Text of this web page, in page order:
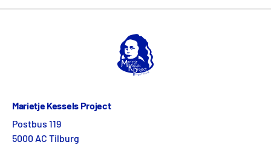
Marietje Kessels Project
Postbus 119
5000 AC Tilburg